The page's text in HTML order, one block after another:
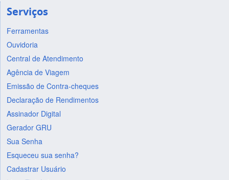
Serviços
Ferramentas
Ouvidoria
Central de Atendimento
Agência de Viagem
Emissão de Contra-cheques
Declaração de Rendimentos
Assinador Digital
Gerador GRU
Sua Senha
Esqueceu sua senha?
Cadastrar Usuário